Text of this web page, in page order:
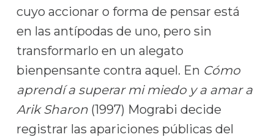
cuyo accionar o forma de pensar está
en las antípodas de uno, pero sin
transformarlo en un alegato
bienpensante contra aquel. En Cómo
aprendí a superar mi miedo y a amar a
Arik Sharon (1997) Mograbi decide
registrar las apariciones públicas del